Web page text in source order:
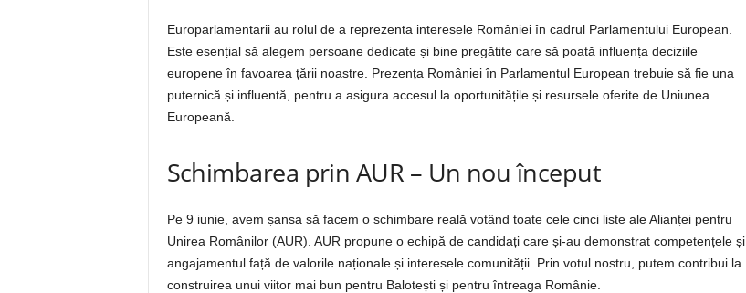
Europarlamentarii au rolul de a reprezenta interesele României în cadrul Parlamentului European.
Este esențial să alegem persoane dedicate și bine pregătite care să poată influența deciziile
europene în favoarea țării noastre. Prezența României în Parlamentul European trebuie să fie una
puternică și influentă, pentru a asigura accesul la oportunitățile și resursele oferite de Uniunea
Europeană.
Schimbarea prin AUR – Un nou început
Pe 9 iunie, avem șansa să facem o schimbare reală votând toate cele cinci liste ale Alianței pentru
Unirea Românilor (AUR). AUR propune o echipă de candidați care și-au demonstrat competențele și
angajamentul față de valorile naționale și interesele comunității. Prin votul nostru, putem contribui la
construirea unui viitor mai bun pentru Balotești și pentru întreaga Românie.